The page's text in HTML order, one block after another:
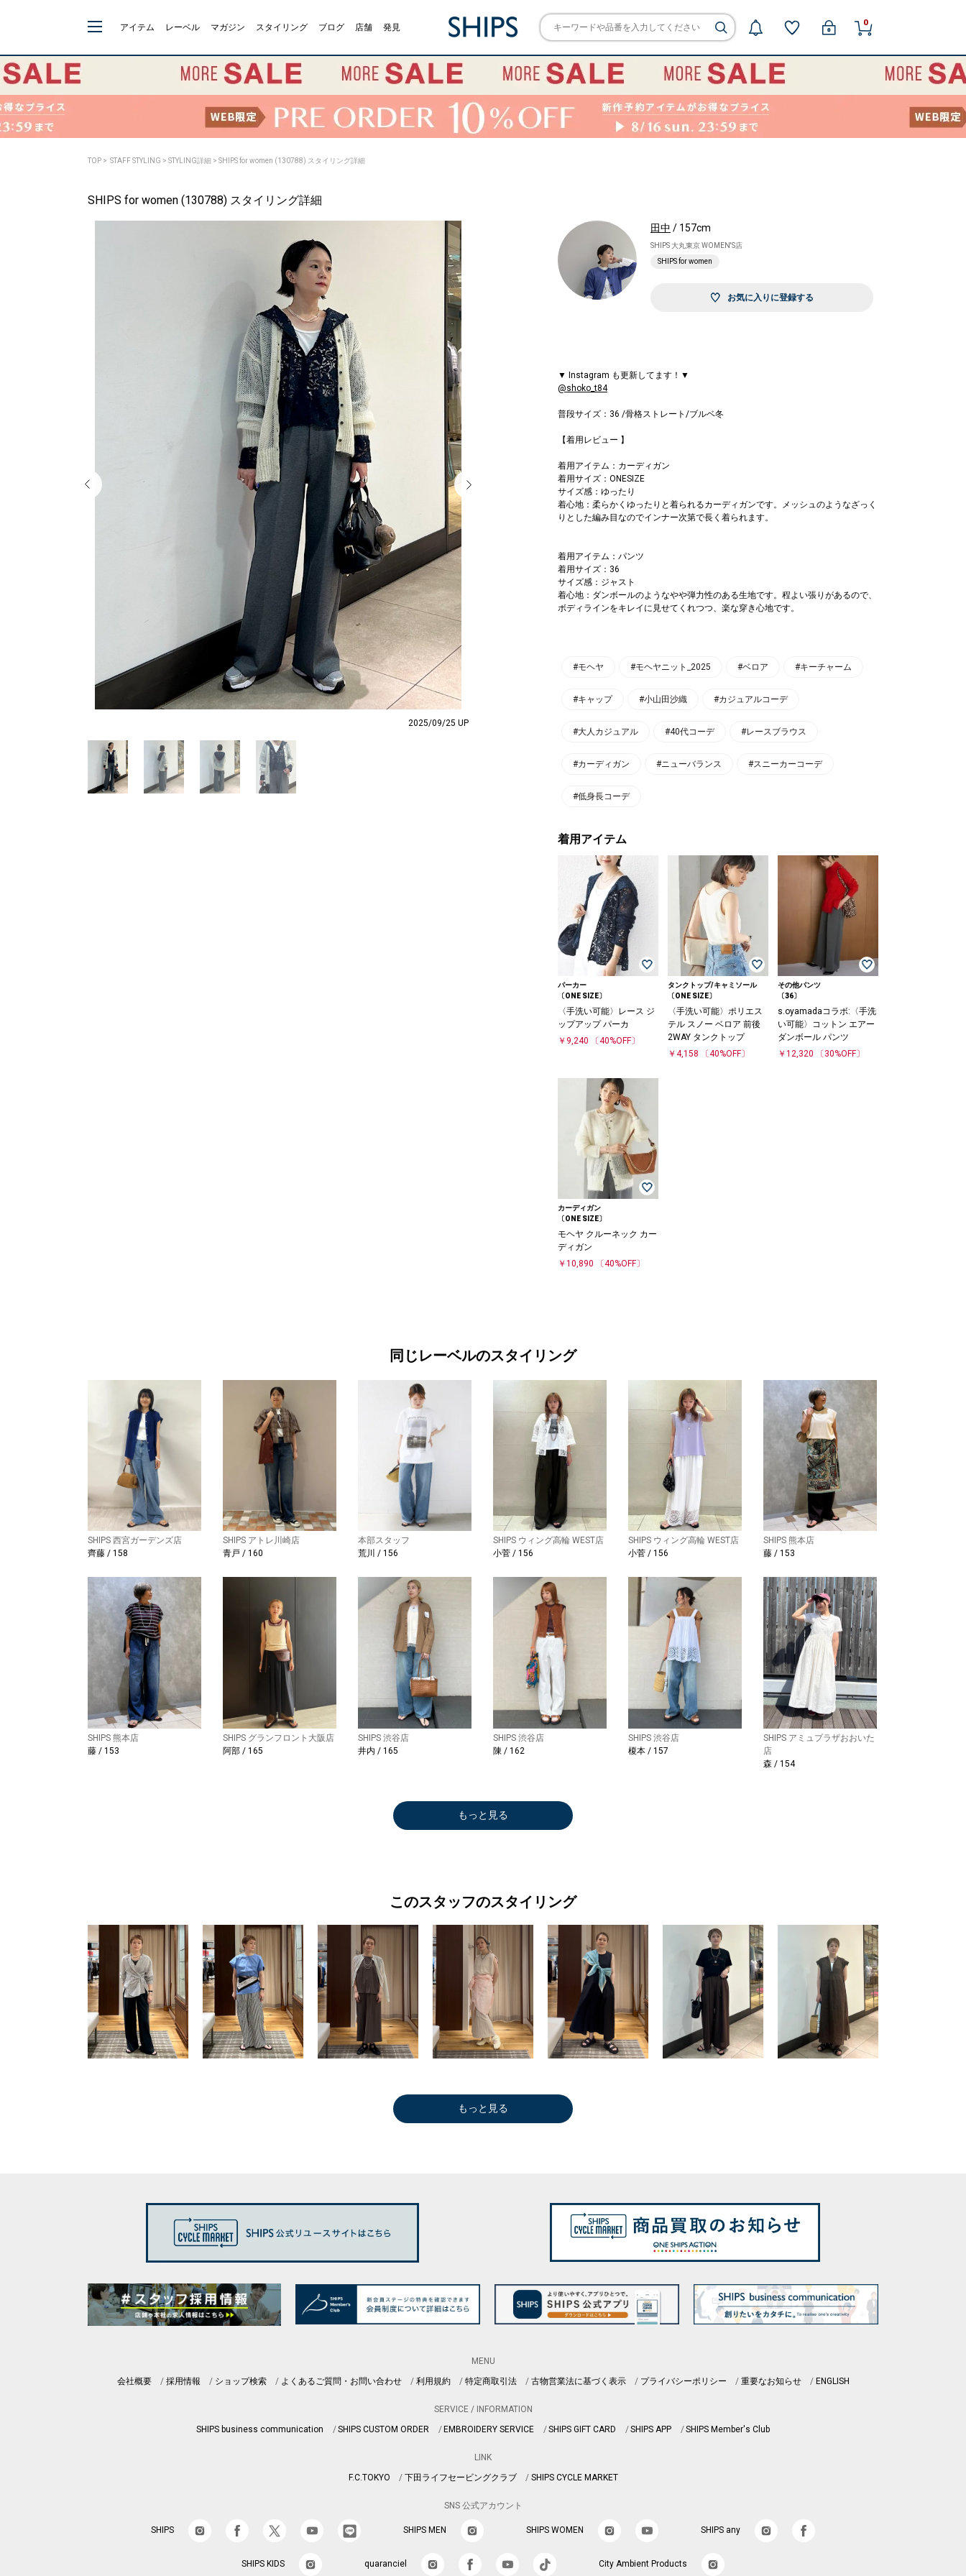
アイテム レーベル マガジン スタイリング ブログ 店舗 発見 0
TOP > STAFF STYLING > STYLING詳細 > SHIPS for women (130788) スタイリング詳細
SHIPS for women (130788) スタイリング詳細
2025/09/25 UP
田中 / 157cm
SHIPS 大丸東京 WOMEN'S店
SHIPS for women
お気に入りに登録する
▼ Instagram も更新してます！▼
@shoko_t84
普段サイズ：36 /骨格ストレート/ブルベ冬
【着用レビュー 】
着用アイテム：カーディガン
着用サイズ：ONESIZE
サイズ感：ゆったり
着心地：柔らかくゆったりと着られるカーディガンです。メッシュのようなざっく
りとした編み目なのでインナー次第で長く着られます。
着用アイテム：パンツ
着用サイズ：36
サイズ感：ジャスト
着心地：ダンボールのようなやや弾力性のある生地です。程よい張りがあるので、
ボディラインをキレイに見せてくれつつ、楽な穿き心地です。
#モヘヤ #モヘヤニット_2025 #ベロア #キーチャーム
#キャップ #小山田沙織 #カジュアルコーデ
#大人カジュアル #40代コーデ #レースブラウス
#カーディガン #ニューバランス #スニーカーコーデ
#低身長コーデ
着用アイテム
パーカー
〔ONE SIZE〕
〈手洗い可能〉レース ジ
ップアップ パーカ
￥9,240
〔40%OFF〕
タンクトップ/キャミソール
〔ONE SIZE〕
〈手洗い可能〉ポリエス
テル スノー ベロア 前後
2WAY タンクトップ
￥4,158
〔40%OFF〕
その他パンツ
〔36〕
s.oyamadaコラボ:〈手洗
い可能〉コットン エアー
ダンボール パンツ
￥12,320
〔30%OFF〕
カーディガン
〔ONE SIZE〕
モヘヤ クルーネック カー
ディガン
￥10,890
〔40%OFF〕
同じレーベルのスタイリング
SHIPS 西宮ガーデンズ店
齊藤 / 158
SHIPS アトレ川崎店
青戸 / 160
本部スタッフ
荒川 / 156
SHIPS ウィング高輪 WEST店
小菅 / 156
SHIPS ウィング高輪 WEST店
小菅 / 156
SHIPS 熊本店
藤 / 153
SHIPS 熊本店
藤 / 153
SHIPS グランフロント大阪店
阿部 / 165
SHIPS 渋谷店
井内 / 165
SHIPS 渋谷店
陳 / 162
SHIPS 渋谷店
榎本 / 157
SHIPS アミュプラザおおいた
店
森 / 154
もっと見る
このスタッフのスタイリング
もっと見る
MENU
会社概要
採用情報 ショップ検索 よくあるご質問・お問い合わせ 利用規約 特定商取引法 古物営業法に基づく表示 プライバシーポリシー 重要なお知らせ ENGLISH
SERVICE / INFORMATION
SHIPS business communication
SHIPS CUSTOM ORDER EMBROIDERY SERVICE SHIPS GIFT CARD SHIPS APP SHIPS Member's Club
LINK
F.C.TOKYO
下田ライフセービングクラブ SHIPS CYCLE MARKET
SNS 公式アカウント
SHIPS SHIPS MEN SHIPS WOMEN SHIPS any
SHIPS KIDS quaranciel City Ambient Products